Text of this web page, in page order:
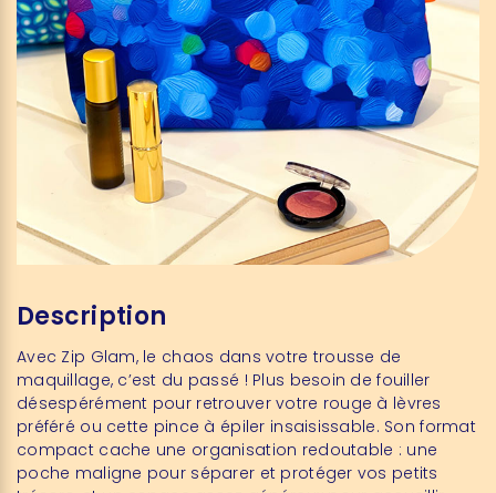
Description
Avec Zip Glam, le chaos dans votre trousse de
maquillage, c’est du passé ! Plus besoin de fouiller
désespérément pour retrouver votre rouge à lèvres
préféré ou cette pince à épiler insaisissable. Son format
compact cache une organisation redoutable : une
poche maligne pour séparer et protéger vos petits